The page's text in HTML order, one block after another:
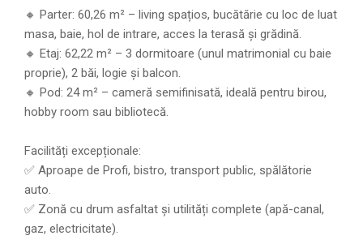
🔸 Parter: 60,26 m² – living spațios, bucătărie cu loc de luat
masa, baie, hol de intrare, acces la terasă și grădină.
🔸 Etaj: 62,22 m² – 3 dormitoare (unul matrimonial cu baie
proprie), 2 băi, logie și balcon.
🔸 Pod: 24 m² – cameră semifinisată, ideală pentru birou,
hobby room sau bibliotecă.
Facilități excepționale:
✅ Aproape de Profi, bistro, transport public, spălătorie
auto.
✅ Zonă cu drum asfaltat și utilități complete (apă-canal,
gaz, electricitate).